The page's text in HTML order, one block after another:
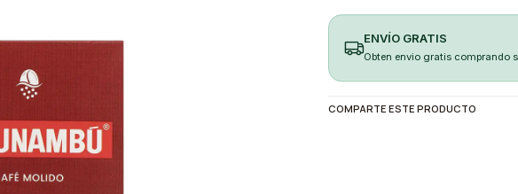
ENVÍO GRATIS
Obten envio gratis comprando
COMPARTE ESTE PRODUCTO